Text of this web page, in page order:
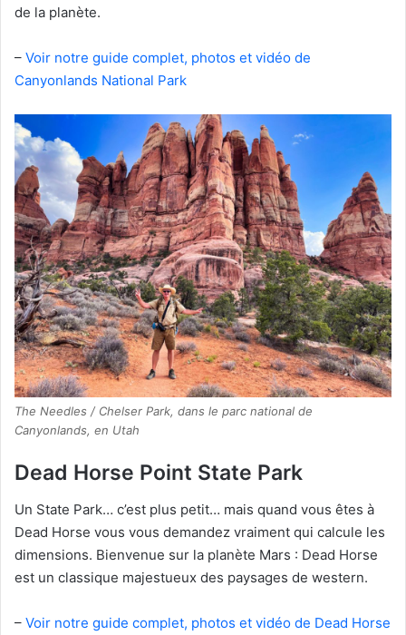
de la planète.
– Voir notre guide complet, photos et vidéo de
Canyonlands National Park
The Needles / Chelser Park, dans le parc national de
Canyonlands, en Utah
Dead Horse Point State Park
Un State Park… c’est plus petit… mais quand vous êtes à
Dead Horse vous vous demandez vraiment qui calcule les
dimensions. Bienvenue sur la planète Mars : Dead Horse
est un classique majestueux des paysages de western.
– Voir notre guide complet, photos et vidéo de Dead Horse